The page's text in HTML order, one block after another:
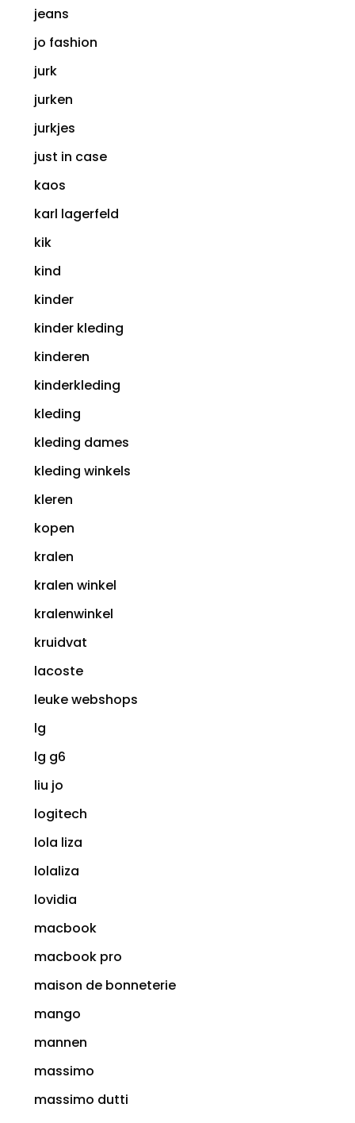
jeans
jo fashion
jurk
jurken
jurkjes
just in case
kaos
karl lagerfeld
kik
kind
kinder
kinder kleding
kinderen
kinderkleding
kleding
kleding dames
kleding winkels
kleren
kopen
kralen
kralen winkel
kralenwinkel
kruidvat
lacoste
leuke webshops
lg
lg g6
liu jo
logitech
lola liza
lolaliza
lovidia
macbook
macbook pro
maison de bonneterie
mango
mannen
massimo
massimo dutti